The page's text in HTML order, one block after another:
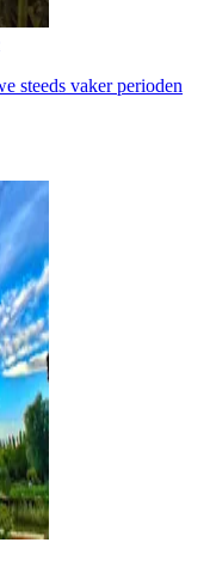
steeds vaker perioden